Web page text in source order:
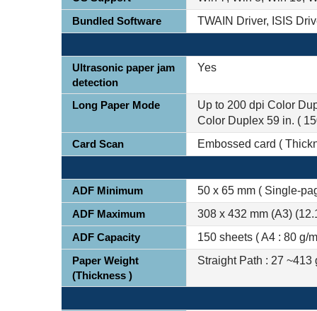
Bundled Software
TWAIN Driver, ISIS
Ultrasonic paper jam
detection
Yes
Long Paper Mode
Up to 200 dpi Color
Color Duplex 59 in. (
Card Scan
Embossed card (
ADF Minimum
50 x 65 mm ( Single-
ADF Maximum
308 x 432 mm (A3)
ADF Capacity
150 sheets ( A4 : 80 g/
Paper Weight
(Thickness )
Straight Path : 27 ~413